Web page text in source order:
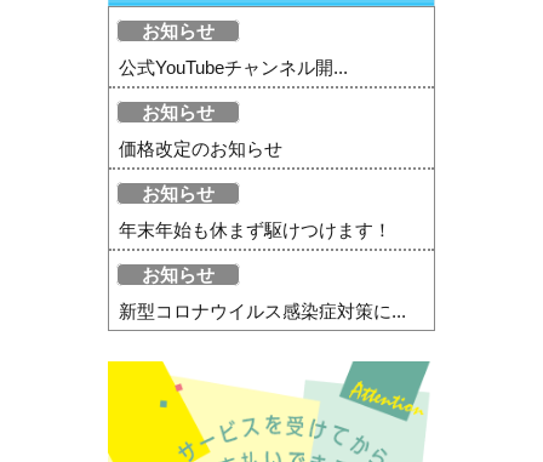
お知らせ
公式YouTubeチャンネル開...
お知らせ
価格改定のお知らせ
お知らせ
年末年始も休まず駆けつけます！
お知らせ
新型コロナウイルス感染症対策に...